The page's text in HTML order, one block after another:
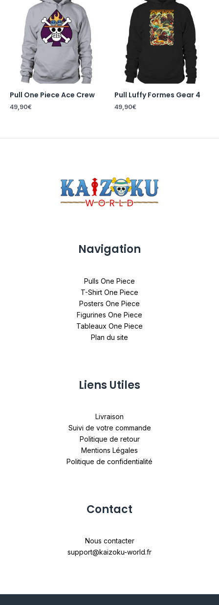
Pull One Piece Ace Crew
49,90€
Pull Luffy Formes Gear 4
49,90€
Navigation
Pulls One Piece
T-Shirt One Piece
Posters One Piece
Figurines One Piece
Tableaux One Piece
Plan du site
Liens Utiles
Livraison
Suivi de votre commande
Politique de retour
Mentions Légales
Politique de confidentialité
Contact
Nous contacter
support@kaizoku-world.fr